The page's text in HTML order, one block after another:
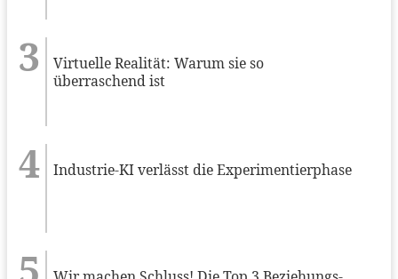
Virtuelle Realität: Warum sie so
überraschend ist
Industrie-KI verlässt die Experimentierphase